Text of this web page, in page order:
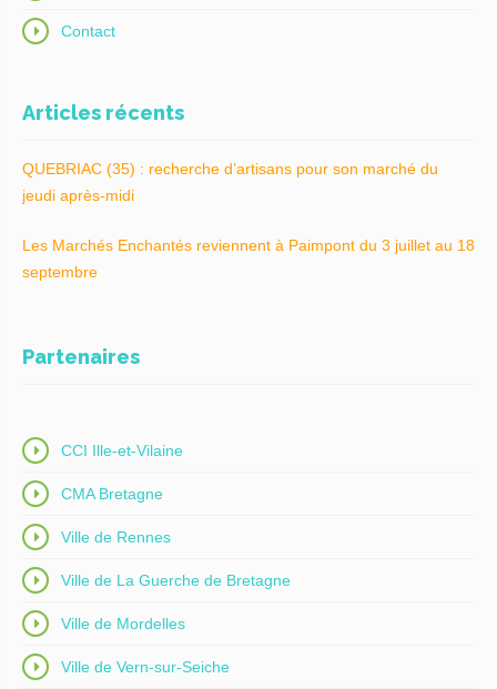
Contact
Articles récents
QUEBRIAC (35) : recherche d’artisans pour son marché du
jeudi après-midi
Les Marchés Enchantés reviennent à Paimpont du 3 juillet au 18
septembre
Partenaires
CCI Ille-et-Vilaine
CMA Bretagne
Ville de Rennes
Ville de La Guerche de Bretagne
Ville de Mordelles
Ville de Vern-sur-Seiche